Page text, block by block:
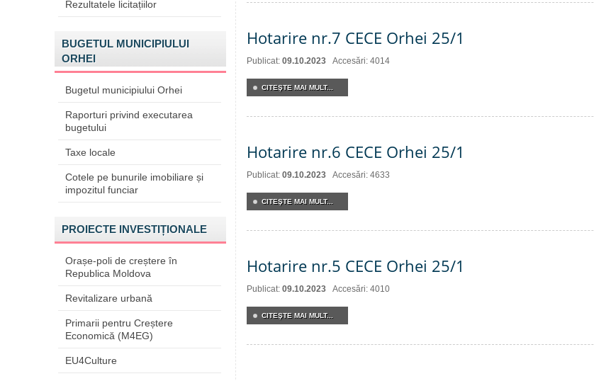
Rezultatele licitațiilor
BUGETUL MUNICIPIULUI
ORHEI
Bugetul municipiului Orhei
Raporturi privind executarea
bugetului
Taxe locale
Cotele pe bunurile imobiliare și
impozitul funciar
PROIECTE INVESTIȚIONALE
Orașe-poli de creștere în
Republica Moldova
Revitalizare urbană
Primarii pentru Creștere
Economică (M4EG)
EU4Culture
Hotarire nr.7 CECE Orhei 25/1
Publicat: 09.10.2023 Accesări: 4014
CITEŞTE MAI MULT...
Hotarire nr.6 CECE Orhei 25/1
Publicat: 09.10.2023 Accesări: 4633
CITEŞTE MAI MULT...
Hotarire nr.5 CECE Orhei 25/1
Publicat: 09.10.2023 Accesări: 4010
CITEŞTE MAI MULT...